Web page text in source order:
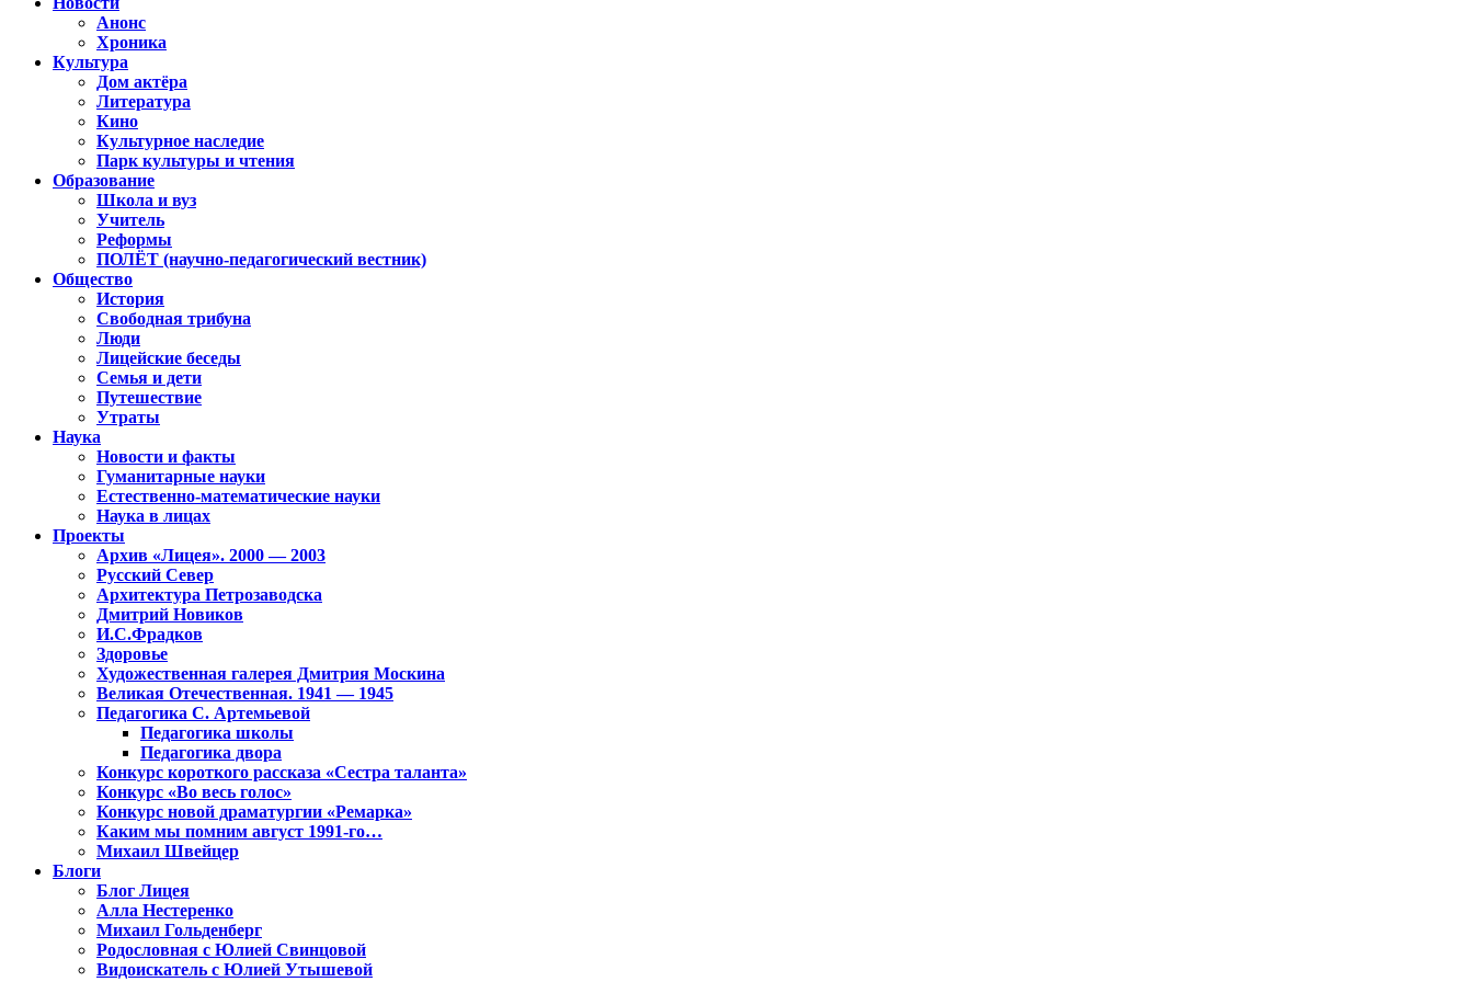
Анонс
Хроника
Культура
Дом актёра
Литература
Кино
Культурное наследие
Парк культуры и чтения
Образование
Школа и вуз
Учитель
Реформы
ПОЛЁТ (научно-педагогический вестник)
Общество
История
Свободная трибуна
Люди
Лицейские беседы
Семья и дети
Путешествие
Утраты
Наука
Новости и факты
Гуманитарные науки
Естественно-математические науки
Наука в лицах
Проекты
Архив «Лицея». 2000 — 2003
Русский Север
Архитектура Петрозаводска
Дмитрий Новиков
И.С.Фрадков
Здоровье
Художественная галерея Дмитрия Москина
Великая Отечественная. 1941 — 1945
Педагогика С. Артемьевой
Педагогика школы
Педагогика двора
Конкурс короткого рассказа «Сестра таланта»
Конкурс «Во весь голос»
Конкурс новой драматургии «Ремарка»
Каким мы помним август 1991-го…
Михаил Швейцер
Блоги
Блог Лицея
Алла Нестеренко
Михаил Гольденберг
Родословная с Юлией Свинцовой
Видоискатель с Юлией Утышевой